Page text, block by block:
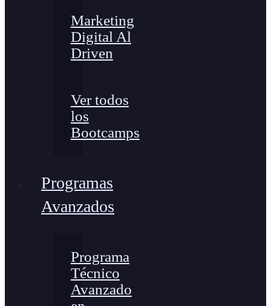
Marketing
Digital Al
Driven
Ver todos
los
Bootcamps
Programas
Avanzados
Programa
Técnico
Avanzado